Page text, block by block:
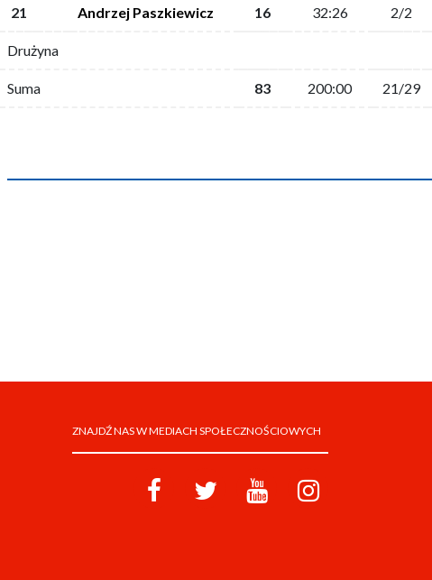
21 Andrzej Paszkiewicz 16 32:26 2/2
Drużyna
Suma 83 200:00 21/29
ZNAJDŹ NAS W MEDIACH SPOŁECZNOŚCIOWYCH